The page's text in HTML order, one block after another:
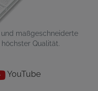
maßgeschneiderte
Qualität.
YouTube